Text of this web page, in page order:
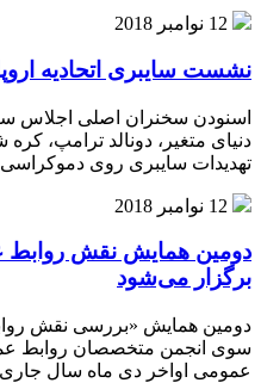
12 نوامبر 2018
نشست سایبری اتحادیه
اسنودن سخنران اصلی اجلاس
دنیای متغیر، دونالد ترامپ،
تهدیدات سایبری روی دموکراسی
12 نوامبر 2018
دومین همایش نقش روابط
برگزار می‌شود
دومین همایش «بررسی نقش
سوی انجمن متخصصان روابط
عمومی اواخر دی ماه سال